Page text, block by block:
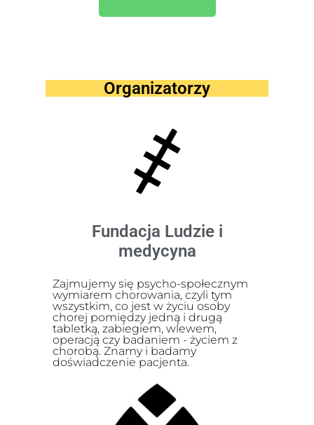
Organizatorzy
Fundacja Ludzie i
medycyna
Zajmujemy się psycho-społecznym
wymiarem chorowania, czyli tym
wszystkim, co jest w życiu osoby
chorej pomiędzy jedną i drugą
tabletką, zabiegiem, wlewem,
operacją czy badaniem - życiem z
chorobą. Znamy i badamy
doświadczenie pacjenta.